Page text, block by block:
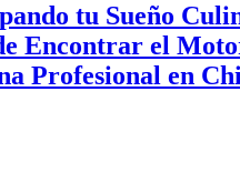
tu Sueño
Encontrar el
Profesional en